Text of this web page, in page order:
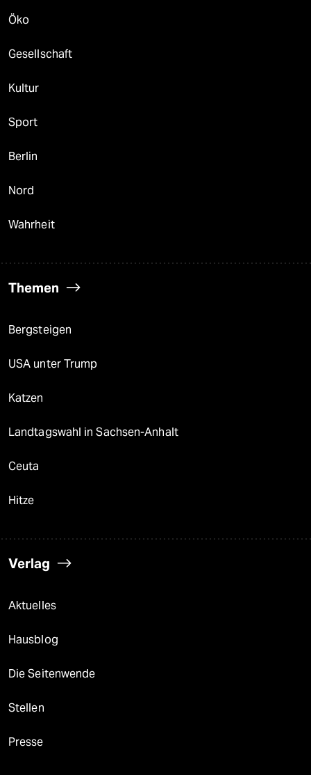
Öko
Gesellschaft
Kultur
Sport
Berlin
Nord
Wahrheit
Themen
Bergsteigen
USA unter Trump
Katzen
Landtagswahl in Sachsen-Anhalt
Ceuta
Hitze
Verlag
Aktuelles
Hausblog
Die Seitenwende
Stellen
Presse